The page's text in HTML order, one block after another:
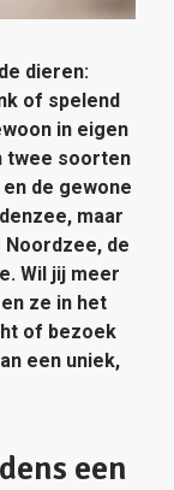
dieren:
of spelend
in eigen
twee soorten
de gewone
maar
de
Wil jij meer
ze in het
of bezoek
een uniek,
een